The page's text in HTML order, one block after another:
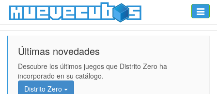
Toggle
Últimas novedades
Descubre los últimos juegos que Distrito Zero ha
incorporado en su catálogo.
Distrito Zero